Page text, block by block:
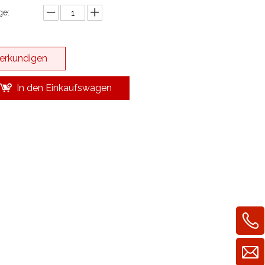
erkundigen
In den Einkaufswagen